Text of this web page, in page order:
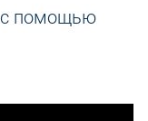
с помощью